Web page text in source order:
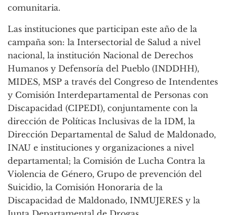
comunitaria.
Las instituciones que participan este año de la
campaña son: la Intersectorial de Salud a nivel
nacional, la institución Nacional de Derechos
Humanos y Defensoría del Pueblo (INDDHH),
MIDES, MSP a través del Congreso de Intendentes
y Comisión Interdepartamental de Personas con
Discapacidad (CIPEDI), conjuntamente con la
dirección de Políticas Inclusivas de la IDM, la
Dirección Departamental de Salud de Maldonado,
INAU e instituciones y organizaciones a nivel
departamental; la Comisión de Lucha Contra la
Violencia de Género, Grupo de prevención del
Suicidio, la Comisión Honoraria de la
Discapacidad de Maldonado, INMUJERES y la